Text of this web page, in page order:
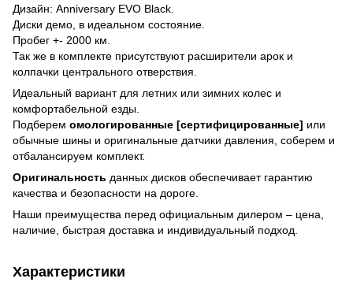
Дизайн: Anniversary EVO Black.
Диски демо, в идеальном состояние.
Пробег +- 2000 км.
Так же в комплекте присутствуют расширители арок и
колпачки центрального отверствия.
Идеальный вариант для летних или зимних колес и
комфортабельной езды.
Подберем омологированные [сертифицированные] или
обычные шины и оригинальные датчики давления, соберем и
отбалансируем комплект.
Оригинальность данных дисков обеспечивает гарантию
качества и безопасности на дороге.
Наши преимущества перед официальным дилером – цена,
наличие, быстрая доставка и индивидуальный подход.
Характеристики